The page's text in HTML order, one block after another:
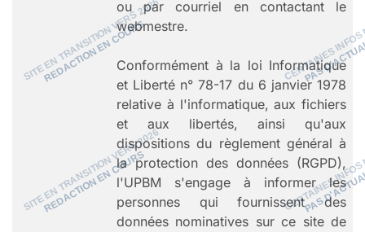
ou par courriel en contactant le
webmestre.
Conformément à la loi Informatique
et Liberté n° 78-17 du 6 janvier 1978
relative à l'informatique, aux fichiers
et aux libertés, ainsi qu'aux
dispositions du règlement général à
la protection des données (RGPD),
l'UPBM s'engage à informer les
personnes qui fournissent des
données nominatives sur ce site de